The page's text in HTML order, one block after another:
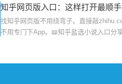
知乎网页版入口：这样打开最顺手
找知乎网页版不用绕弯子。直接敲
不用专门下App。📖知乎盐选小说入口分